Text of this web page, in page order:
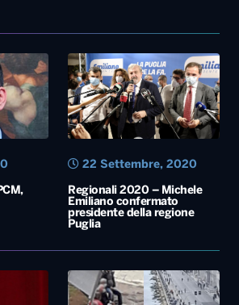
Regionali 2020 – Michele
Emiliano confermato
presidente della regione
Puglia
22 Settembre, 2020